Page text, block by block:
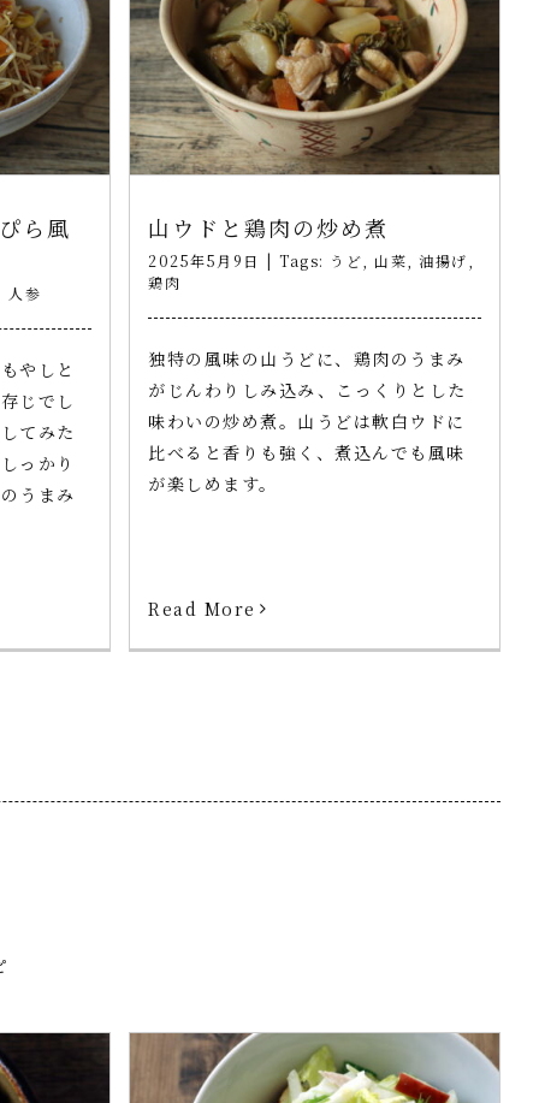
ら風
人参
やしと
じでし
てみた
っかり
うまみ
山ウドと鶏肉の炒め煮
2025年5月9日 | Tags: うど 山菜 油揚げ
鶏肉
独特の風味の山うどに、鶏肉のうまみ
がじんわりしみ込み、こっくりとした
味わいの炒め煮。山うどは軟白ウドに
比べると香りも強く、煮込んでも風味
が楽しめます。
Read More